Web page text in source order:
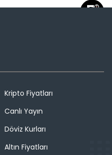
Kripto Fiyatları
Canlı Yayın
Döviz Kurları
Altın Fiyatları